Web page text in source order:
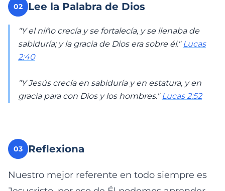
02 Lee la Palabra de Dios
"Y el niño crecía y se fortalecía, y se llenaba de
sabiduría; y la gracia de Dios era sobre él." Lucas
2:40
"Y Jesús crecía en sabiduría y en estatura, y en
gracia para con Dios y los hombres." Lucas 2:52
03 Reflexiona
Nuestro mejor referente en todo siempre es